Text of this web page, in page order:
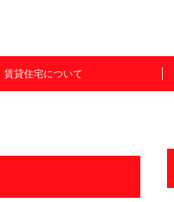
賃貸住宅について